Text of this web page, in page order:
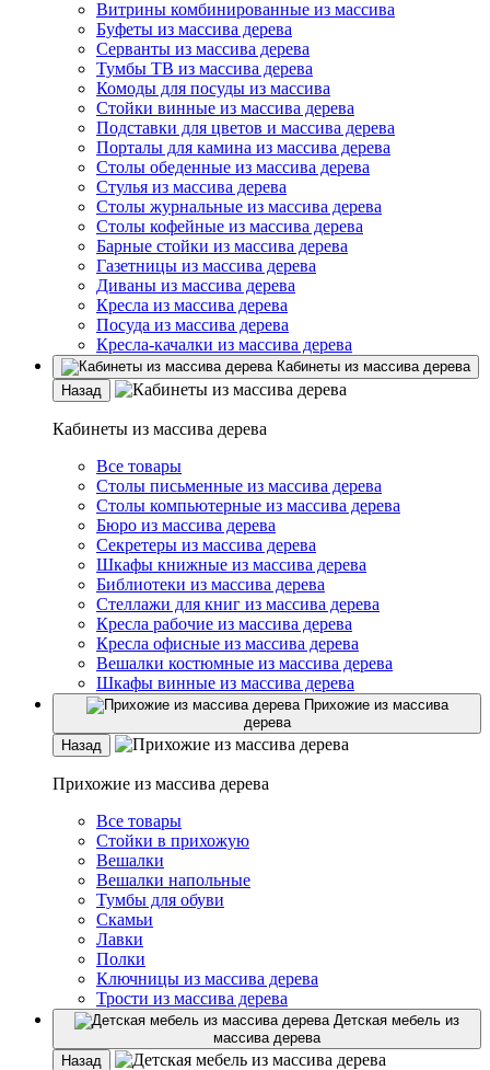
Витрины комбинированные из массива
Буфеты из массива дерева
Серванты из массива дерева
Тумбы ТВ из массива дерева
Комоды для посуды из массива
Стойки винные из массива дерева
Подставки для цветов и массива дерева
Порталы для камина из массива дерева
Столы обеденные из массива дерева
Стулья из массива дерева
Столы журнальные из массива дерева
Столы кофейные из массива дерева
Барные стойки из массива дерева
Газетницы из массива дерева
Диваны из массива дерева
Кресла из массива дерева
Посуда из массива дерева
Кресла-качалки из массива дерева
Кабинеты из массива дерева
Назад
Кабинеты из массива дерева
Все товары
Столы письменные из массива дерева
Столы компьютерные из массива дерева
Бюро из массива дерева
Секретеры из массива дерева
Шкафы книжные из массива дерева
Библиотеки из массива дерева
Стеллажи для книг из массива дерева
Кресла рабочие из массива дерева
Кресла офисные из массива дерева
Вешалки костюмные из массива дерева
Шкафы винные из массива дерева
Прихожие из массива
дерева
Назад
Прихожие из массива дерева
Все товары
Стойки в прихожую
Вешалки
Вешалки напольные
Тумбы для обуви
Скамьи
Лавки
Полки
Ключницы из массива дерева
Трости из массива дерева
Детская мебель из
массива дерева
Назад